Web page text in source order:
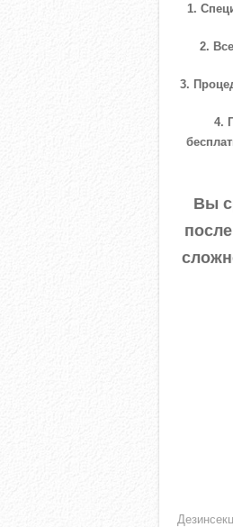
1.
2.
3.
4.
Вы